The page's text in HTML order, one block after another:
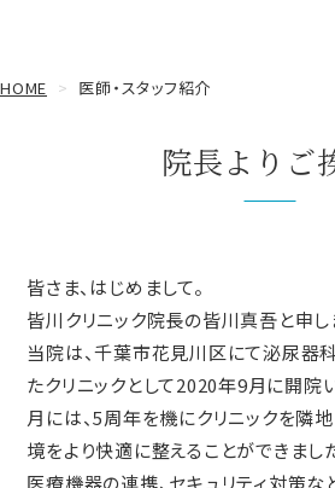
HOME 医師・スタッフ紹介
院長よりご
皆さま、はじめまして。
皆川クリニック院長の皆川真吾と申し
当院は、千葉市花見川区にて泌尿器
たクリニックとして2020年9月に開院
月には、5周年を機にクリニックを隣
境をより快適に整えることができまし
医療機器の連携、セキュリティ対策な